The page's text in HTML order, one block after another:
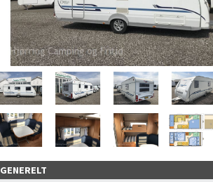
GENERELT